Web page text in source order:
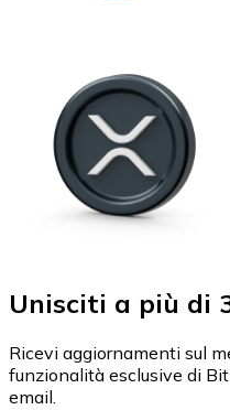
Unisciti a più di
Ricevi aggiornamenti sul
funzionalità esclusive di
email.